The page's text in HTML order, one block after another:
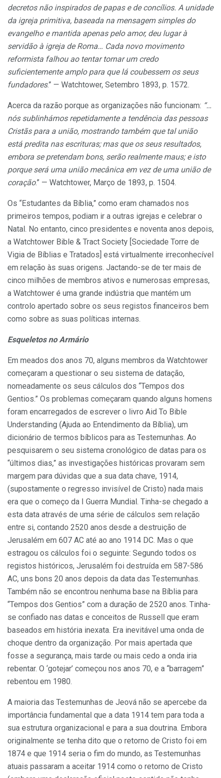
decretos não inspirados de papas e de concílios. A unidade
da igreja primitiva, baseada na mensagem simples do
evangelho e mantida apenas pelo amor, deu lugar à
servidão à igreja de Roma… Cada novo movimento
reformista falhou ao tentar tornar um credo
suficientemente amplo para que lá coubessem os seus
fundadores.” — Watchtower, Setembro 1893, p. 1572.
Acerca da razão porque as organizações não funcionam: “…
nós sublinhámos repetidamente a tendência das pessoas
Cristãs para a união, mostrando também que tal união
está predita nas escrituras; mas que os seus resultados,
embora se pretendam bons, serão realmente maus; e isto
porque será uma união mecânica em vez de uma união de
coração.” — Watchtower, Março de 1893, p. 1504.
Os “Estudantes da Bíblia,” como eram chamados nos
primeiros tempos, podiam ir a outras igrejas e celebrar o
Natal. No entanto, cinco presidentes e noventa anos depois,
a Watchtower Bible & Tract Society [Sociedade Torre de
Vigia de Bíblias e Tratados] está virtualmente irreconhecível
em relação às suas origens. Jactando-se de ter mais de
cinco milhões de membros ativos e numerosas empresas,
a Watchtower é uma grande indústria que mantém um
controlo apertado sobre os seus registos financeiros bem
como sobre as suas políticas internas.
Esqueletos no Armário
Em meados dos anos 70, alguns membros da Watchtower
começaram a questionar o seu sistema de datação,
nomeadamente os seus cálculos dos “Tempos dos
Gentios.” Os problemas começaram quando alguns homens
foram encarregados de escrever o livro Aid To Bible
Understanding (Ajuda ao Entendimento da Bíblia), um
dicionário de termos bíblicos para as Testemunhas. Ao
pesquisarem o seu sistema cronológico de datas para os
“últimos dias,” as investigações históricas provaram sem
margem para dúvidas que a sua data chave, 1914,
(supostamente o regresso invisível de Cristo) nada mais
era que o começo da I Guerra Mundial. Tinha-se chegado a
esta data através de uma série de cálculos sem relação
entre si, contando 2520 anos desde a destruição de
Jerusalém em 607 AC até ao ano 1914 DC. Mas o que
estragou os cálculos foi o seguinte: Segundo todos os
registos históricos, Jerusalém foi destruída em 587-586
AC, uns bons 20 anos depois da data das Testemunhas.
Também não se encontrou nenhuma base na Bíblia para
“Tempos dos Gentios” com a duração de 2520 anos. Tinha-
se confiado nas datas e conceitos de Russell que eram
baseados em história inexata. Era inevitável uma onda de
choque dentro da organização. Por mais apertada que
fosse a segurança, mais tarde ou mais cedo a onda iria
rebentar. O ‘gotejar’ começou nos anos 70, e a “barragem”
rebentou em 1980.
A maioria das Testemunhas de Jeová não se apercebe da
importância fundamental que a data 1914 tem para toda a
sua estrutura organizacional e para a sua doutrina. Embora
originalmente se tenha dito que o retorno de Cristo foi em
1874 e que 1914 seria o fim do mundo, as Testemunhas
atuais passaram a aceitar 1914 como o retorno de Cristo